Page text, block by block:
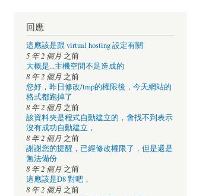
回應
這應該是跟 virtual hosting 設定有關
5 年 2 個月之前
大概是...主機空間不足造成的
8 年 2 個月之前
您好，昨日修改/tmp的權限後，今天網站的
格式都跑掉了
8 年 2 個月之前
該資料夾是程式自動建立的，會找不到表示
沒有成功自動建立，
8 年 2 個月之前
謝謝您的提醒，已經修改權限了，但是還是
無法備份
8 年 2 個月之前
這應該是D8 對吧，
8 年 2 個月之前